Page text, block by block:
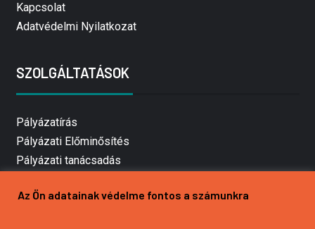
Kapcsolat
Adatvédelmi Nyilatkozat
SZOLGÁLTATÁSOK
Pályázatírás
Pályázati Előminősítés
Pályázati tanácsadás
Mezőgazdasági pályázatírás
Az Ön adatainak védelme fontos a számunkra